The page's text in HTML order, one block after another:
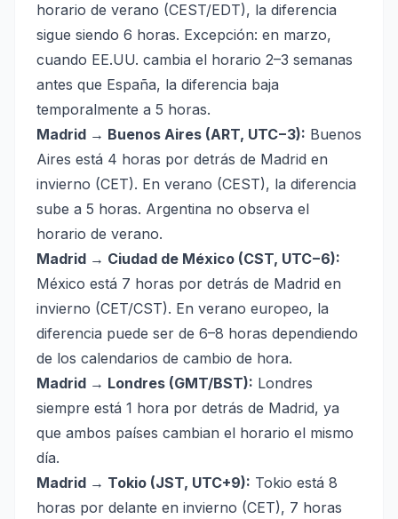
horario de verano (CEST/EDT), la diferencia
sigue siendo 6 horas. Excepción: en marzo,
cuando EE.UU. cambia el horario 2–3 semanas
antes que España, la diferencia baja
temporalmente a 5 horas.
Madrid → Buenos Aires (ART, UTC−3): Buenos
Aires está 4 horas por detrás de Madrid en
invierno (CET). En verano (CEST), la diferencia
sube a 5 horas. Argentina no observa el
horario de verano.
Madrid → Ciudad de México (CST, UTC−6):
México está 7 horas por detrás de Madrid en
invierno (CET/CST). En verano europeo, la
diferencia puede ser de 6–8 horas dependiendo
de los calendarios de cambio de hora.
Madrid → Londres (GMT/BST): Londres
siempre está 1 hora por detrás de Madrid, ya
que ambos países cambian el horario el mismo
día.
Madrid → Tokio (JST, UTC+9): Tokio está 8
horas por delante en invierno (CET), 7 horas